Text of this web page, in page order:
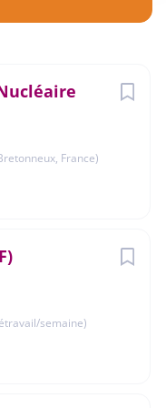
France)
semaine)